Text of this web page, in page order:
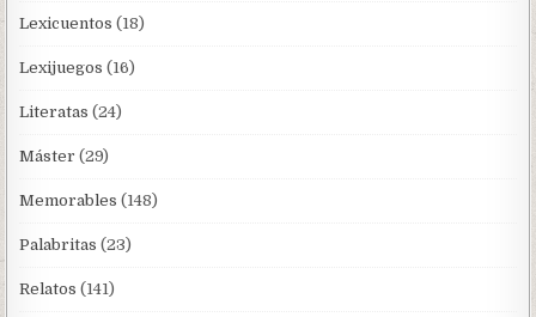
Lexicuentos (18)
Lexijuegos (16)
Literatas (24)
Máster (29)
Memorables (148)
Palabritas (23)
Relatos (141)